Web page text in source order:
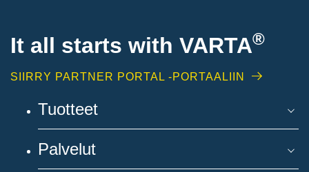
It all starts with VARTA®
SIIRRY PARTNER PORTAL -PORTAALIIN
Tuotteet
Palvelut